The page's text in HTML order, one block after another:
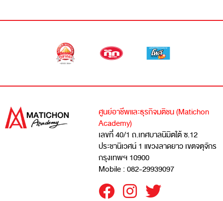
ศูนย์อาชีพและธุรกิจมติชน (Matichon
Academy)
เลขที่ 40/1 ถ.เทศบาลนิมิตใต้ ซ.12
ประชานิเวศน์ 1 แขวงลาดยาว เขตจตุจักร
กรุงเทพฯ 10900
Mobile : 082-29939097